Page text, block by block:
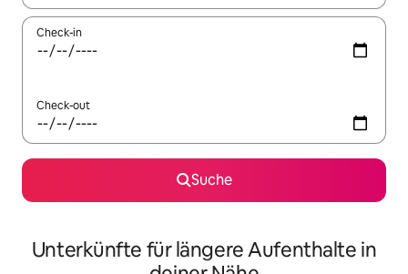
Check-in
Check-out
Suche
Unterkünfte für längere Aufenthalte in